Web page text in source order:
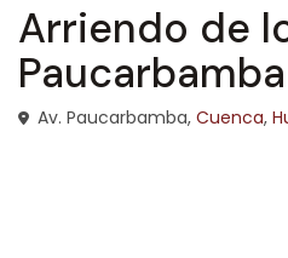
Arriendo de
Paucarbamba
Av. Paucarbamba, Cuenca,